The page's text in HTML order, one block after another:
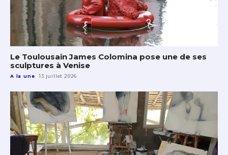
Le Toulousain James Colomina pose une de ses
sculptures à Venise
A la une 13 juillet 2026